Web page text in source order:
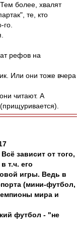
более, хвалят
те, кто
рефов на
Или они тоже вчера
читают. А
зависит от того,
т.ч. его
игры. Ведь в
(мини-футбол,
мира и
футбол - "не